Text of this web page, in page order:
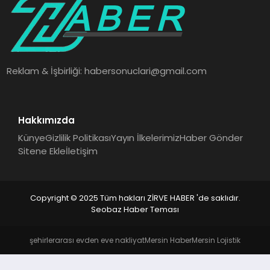
SAĞLIK
SPOR
TEKNOLOJI
Reklam & İşbirliği:habersonuclari@gmail.com
Hakkımızda
KünyeGizlilik PolitikasıYayın İlkelerimizHaber Gönder
Sitene Ekleİletişim
Copyright © 2025 Tüm hakları ZİRVE HABER 'de saklıdır.
Seobaz Haber Teması
şehirlerarası evden eve nakliyatMersin HaberMersin Lojistik